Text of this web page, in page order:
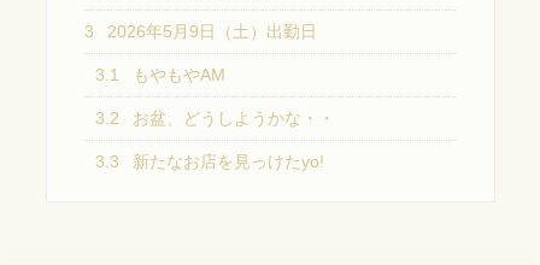
3 2026年5月9日（土）出勤日
3.1 もやもやAM
3.2 お盆、どうしようかな・・
3.3 新たなお店を見っけたyo!